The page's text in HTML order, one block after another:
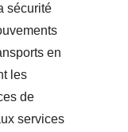
sécurité
en
les
de
services